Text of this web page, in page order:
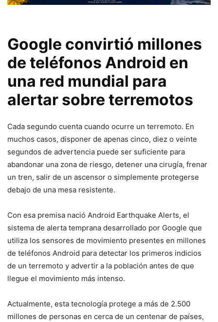
Google convirtió millones
de teléfonos Android en
una red mundial para
alertar sobre terremotos
Cada segundo cuenta cuando ocurre un terremoto. En
muchos casos, disponer de apenas cinco, diez o veinte
segundos de advertencia puede ser suficiente para
abandonar una zona de riesgo, detener una cirugía, frenar
un tren, salir de un ascensor o simplemente protegerse
debajo de una mesa resistente.
Con esa premisa nació Android Earthquake Alerts, el
sistema de alerta temprana desarrollado por Google que
utiliza los sensores de movimiento presentes en millones
de teléfonos Android para detectar los primeros indicios
de un terremoto y advertir a la población antes de que
llegue el movimiento más intenso.
Actualmente, esta tecnología protege a más de 2.500
millones de personas en cerca de un centenar de países,